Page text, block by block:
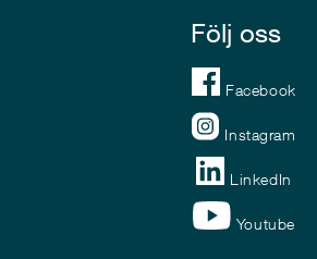
Följ oss
Facebook
Instagram
LinkedIn
Youtube